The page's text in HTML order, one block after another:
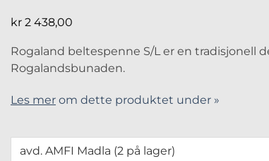
kr 2 438,00
Rogaland beltespenne S/L er en tradisjonell
Rogalandsbunaden.
Les mer om dette produktet under »